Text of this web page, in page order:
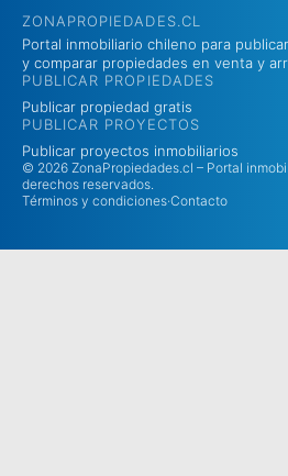
ZONAPROPIEDADES.CL
Portal inmobiliario chileno para
y comparar propiedades en venta y
PUBLICAR PROPIEDADES
Publicar propiedad gratis
PUBLICAR PROYECTOS
Publicar proyectos inmobiliarios
© 2026 ZonaPropiedades.cl – Portal
derechos reservados.
Términos y condiciones·Contacto